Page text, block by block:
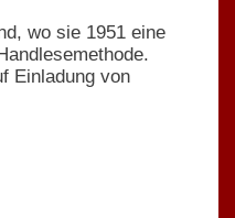
wo sie 1951 eine
Einladung von